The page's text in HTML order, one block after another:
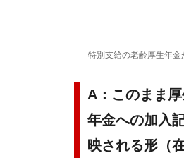
特別支給の老齢厚生年
A：このまま
年金への加入
映される形（